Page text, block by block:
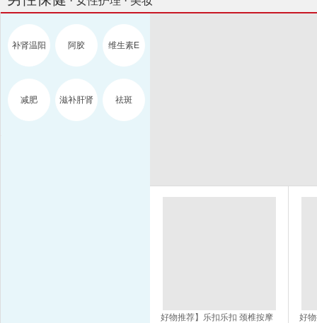
补肾温阳 阿胶 维生素E
减肥 滋补肝肾 祛斑
好物推荐】乐扣乐扣 颈椎按摩
好